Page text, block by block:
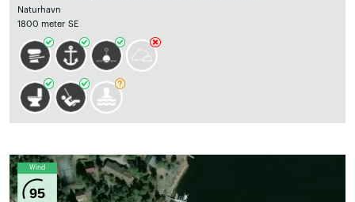
Naturhavn
1800 meter SE
Wind
95